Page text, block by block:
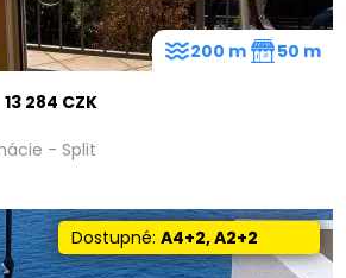
13 284 CZK
- Split
200 m 50 m
Dostupné:A4+2, A2+2